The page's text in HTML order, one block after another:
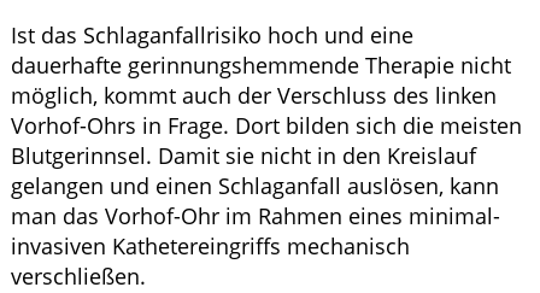
Ist das Schlaganfallrisiko hoch und eine
dauerhafte gerinnungshemmende Therapie nicht
möglich, kommt auch der Verschluss des linken
Vorhof-Ohrs in Frage. Dort bilden sich die meisten
Blutgerinnsel. Damit sie nicht in den Kreislauf
gelangen und einen Schlaganfall auslösen, kann
man das Vorhof-Ohr im Rahmen eines minimal-
invasiven Kathetereingriffs mechanisch
verschließen.